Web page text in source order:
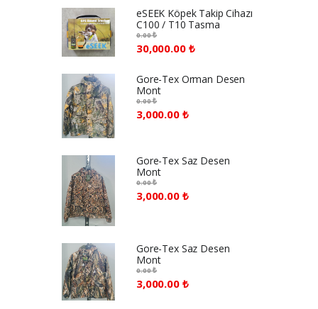
eSEEK Köpek Takip Cihazı
C100 / T10 Tasma
0.00 ₺
30,000.00 ₺
Gore-Tex Orman Desen
Mont
0.00 ₺
3,000.00 ₺
Gore-Tex Saz Desen
Mont
0.00 ₺
3,000.00 ₺
Gore-Tex Saz Desen
Mont
0.00 ₺
3,000.00 ₺